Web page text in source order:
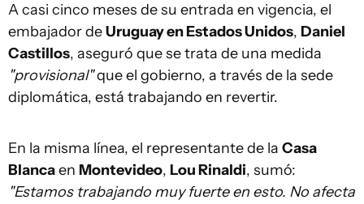
A casi cinco meses de su entrada en vigencia, el
embajador deUruguay en Estados Unidos, Daniel
Castillos, aseguró que se trata de una medida
"provisional"que el gobierno, a través de la sede
diplomática, está trabajando en revertir.
En la misma línea, el representante de la Casa
Blancaen Montevideo, Lou Rinaldi, sumó:
"Estamos trabajando muy fuerte en esto. No afecta